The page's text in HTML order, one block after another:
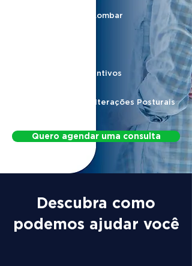
Hérnia de Disco Lombar
Protocolos Preventivos
Protocolo para Alterações Posturais
Quero agendar uma consulta
Descubra como
podemos ajudar você